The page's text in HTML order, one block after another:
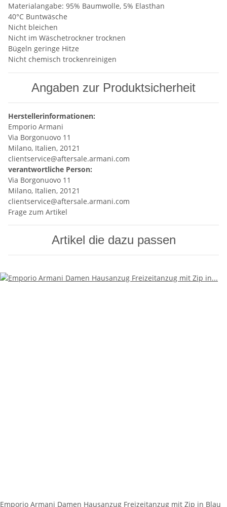
Materialangabe: 95% Baumwolle, 5% Elasthan
40°C Buntwäsche
Nicht bleichen
Nicht im Wäschetrockner trocknen
Bügeln geringe Hitze
Nicht chemisch trockenreinigen
Angaben zur Produktsicherheit
Herstellerinformationen:
Emporio Armani
Via Borgonuovo 11
Milano, Italien, 20121
clientservice@aftersale.armani.com
verantwortliche Person:
Via Borgonuovo 11
Milano, Italien, 20121
clientservice@aftersale.armani.com
Frage zum Artikel
Artikel die dazu passen
Emporio Armani Damen Hausanzug Freizeitanzug mit Zip in Blau